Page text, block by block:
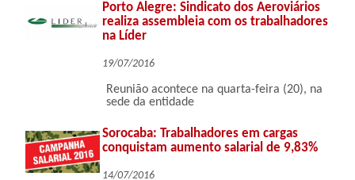
Porto Alegre: Sindicato dos Aeroviários
realiza assembleia com os trabalhadores
na Líder
19/07/2016
Reunião acontece na quarta-feira (20), na
sede da entidade
Sorocaba: Trabalhadores em cargas
conquistam aumento salarial de 9,83%
14/07/2016